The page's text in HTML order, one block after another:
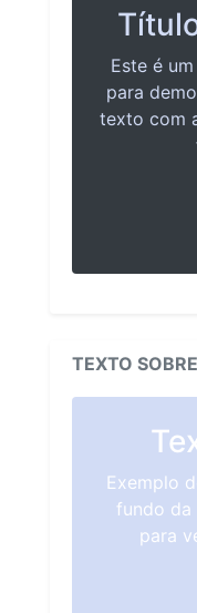
Este é
para
texto com
TEXTO
Exemplo
fundo da
para